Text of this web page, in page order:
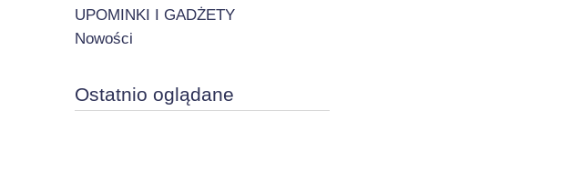
UPOMINKI I GADŻETY
Nowości
Ostatnio oglądane